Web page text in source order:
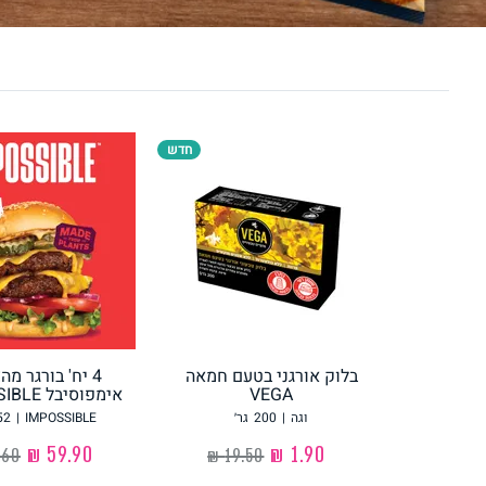
לחם, עוגות, מאפים גלידות טבעוניות
ממרחים ורטבים גיפט קארד
איטלקי אסייתי
חדש
בלוק אורגני בטעם חמאה
VEGA
200 גר׳ | וגה
‏19.50 ₪
4 יח' בורגר
אימפוסיבל IMPOSSIBLE
| IMPOSSIBLE
‏72.60 ₪